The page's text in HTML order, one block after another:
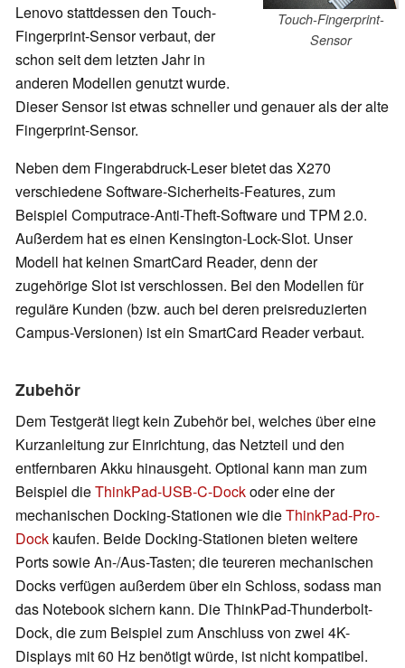
Touch-Fingerprint-
Sensor
Lenovo stattdessen den Touch-
Fingerprint-Sensor verbaut, der
schon seit dem letzten Jahr in
anderen Modellen genutzt wurde.
Dieser Sensor ist etwas schneller und genauer als der alte
Fingerprint-Sensor.
Neben dem Fingerabdruck-Leser bietet das X270
verschiedene Software-Sicherheits-Features, zum
Beispiel Computrace-Anti-Theft-Software und TPM 2.0.
Außerdem hat es einen Kensington-Lock-Slot. Unser
Modell hat keinen SmartCard Reader, denn der
zugehörige Slot ist verschlossen. Bei den Modellen für
reguläre Kunden (bzw. auch bei deren preisreduzierten
Campus-Versionen) ist ein SmartCard Reader verbaut.
Zubehör
Dem Testgerät liegt kein Zubehör bei, welches über eine
Kurzanleitung zur Einrichtung, das Netzteil und den
entfernbaren Akku hinausgeht. Optional kann man zum
Beispiel dieThinkPad-USB-C-Dockoder eine der
mechanischen Docking-Stationen wie dieThinkPad-Pro-
Dock kaufen. Beide Docking-Stationen bieten weitere
Ports sowie An-/Aus-Tasten; die teureren mechanischen
Docks verfügen außerdem über ein Schloss, sodass man
das Notebook sichern kann. Die ThinkPad-Thunderbolt-
Dock, die zum Beispiel zum Anschluss von zwei 4K-
Displays mit 60 Hz benötigt würde, ist nicht kompatibel.